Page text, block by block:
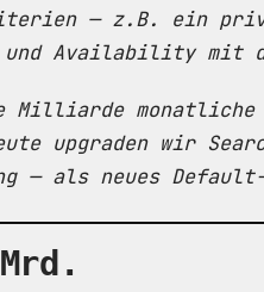
— z.B. ein
Availability mit
Milliarde
upgraden wir
— als neues